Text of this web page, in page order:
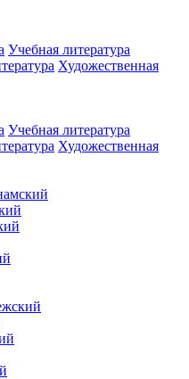
Учебная литература
Художественная
Учебная литература
Художественная